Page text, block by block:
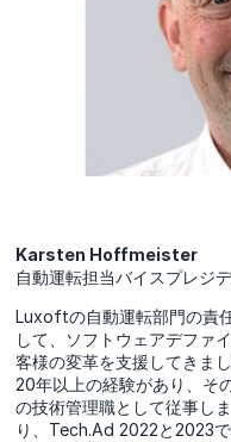
Karsten Hoffmeister
自動運転担当バイスプレジ
Luxoftの自動運転部門の責
して、ソフトウェアデファ
客様の変革を支援してきま
20年以上の経験があり、そ
の技術管理職として従事し
り、Tech.Ad 2022と2023